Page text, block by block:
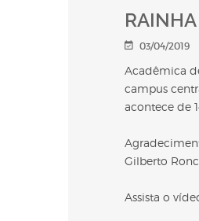
03/04/2019
Acadêmica
campus
acontece de
Gilberto
Assista o